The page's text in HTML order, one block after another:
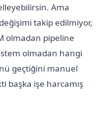
Ama
takip edilmiyor,
olmadan pipeline
olmadan hangi
geçtiğini manuel
başka işe harcamış